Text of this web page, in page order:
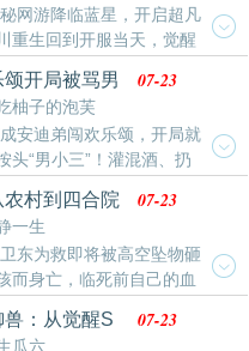
网游降临蓝星，开启超凡
重生回到开服当天，觉醒
如此逆天的天赋，秦川的选
远遁千里，谁说刺客只能玩近
颂开局被骂男
柚子的泡芙
07-23
安迪弟闯欢乐颂，开局就
头“男小三”！灌混酒、扔
局，她花式整蛊没停过。邱莹
”，22楼误会扎堆。一边要应
边得帮邱莹莹避开白主管的
，还得在晟煊跟谭宗明谈合
比我在华尔街搞项目还刺激！
小改动，但是不影响整体剧
演员
村到四合院
一生
07-23
东为救即将被高空坠物砸
而身亡，临死前自己的血
牌上边。玉牌被认主后携带者
年同样是叫李卫东的人身上。
兽：从觉醒S
始瓜六
07-23